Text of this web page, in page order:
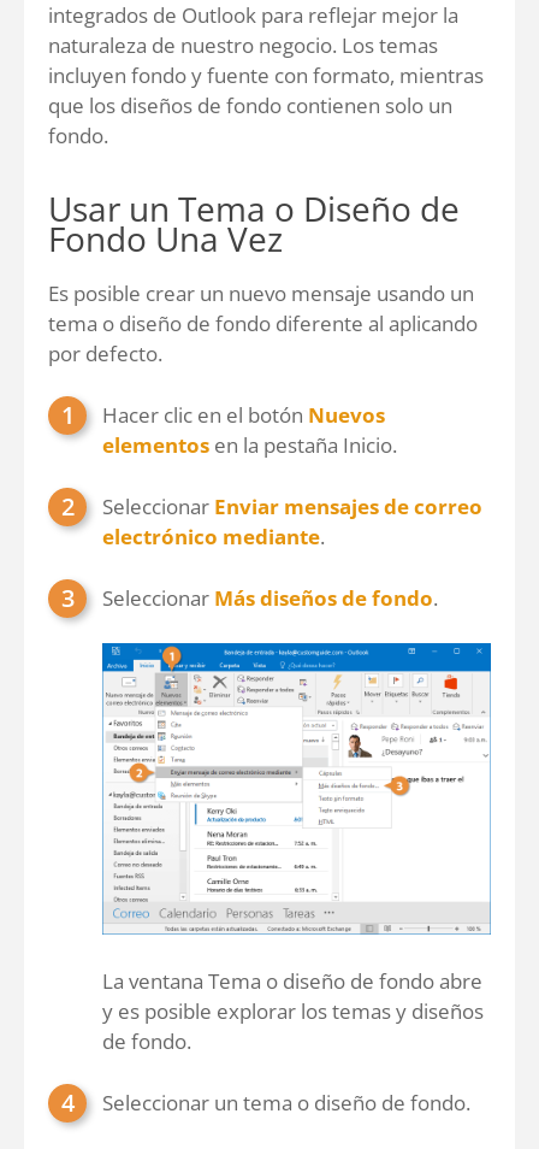
integrados de Outlook para reflejar mejor la
naturaleza de nuestro negocio. Los temas
incluyen fondo y fuente con formato, mientras
que los diseños de fondo contienen solo un
fondo.
Usar un Tema o Diseño de
Fondo Una Vez
Es posible crear un nuevo mensaje usando un
tema o diseño de fondo diferente al aplicando
por defecto.
Hacer clic en el botón Nuevos
elementos en la pestaña Inicio.
Seleccionar Enviar mensajes de correo
electrónico mediante.
Seleccionar Más diseños de fondo.
La ventana Tema o diseño de fondo abre
y es posible explorar los temas y diseños
de fondo.
Seleccionar un tema o diseño de fondo.